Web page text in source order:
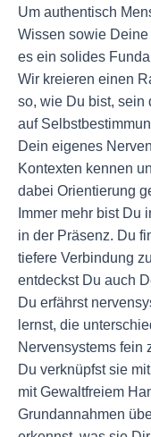
Um authentisch
Wissen sowie
es ein solides
Wir kreieren einen
so, wie Du bist, sein
auf
Dein eigenes
Kontexten kennen
dabei Orientierung
Immer mehr bist Du
in der Präsenz. Du
tiefere Verbindung
entdeckst Du auch
Du erfährst
lernst, die
Nervensystems fein
Du verknüpfst sie
mit Gewaltfreiem
Grundannahmen